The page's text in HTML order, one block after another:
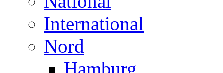
International
Nord
Hamburg